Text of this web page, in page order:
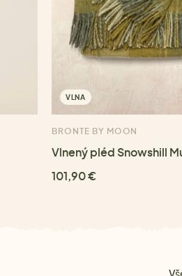
VLNA
BRONTE BY MOON
Vlnený pléd Snowshill
101,90 €